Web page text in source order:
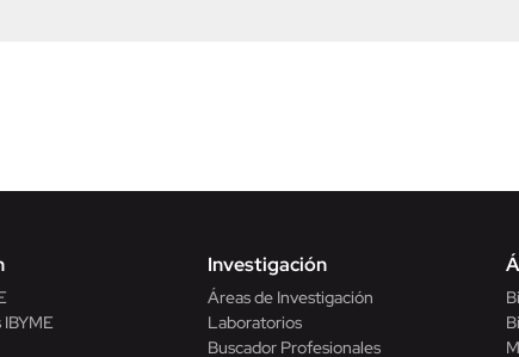
Investigación
Áreas de Investigación
Laboratorios
Buscador Profesionales